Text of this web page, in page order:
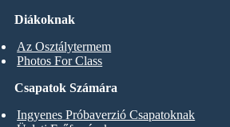
Diákoknak
Az Osztálytermem
Photos For Class
Csapatok Számára
Ingyenes Próbaverzió Csapatoknak